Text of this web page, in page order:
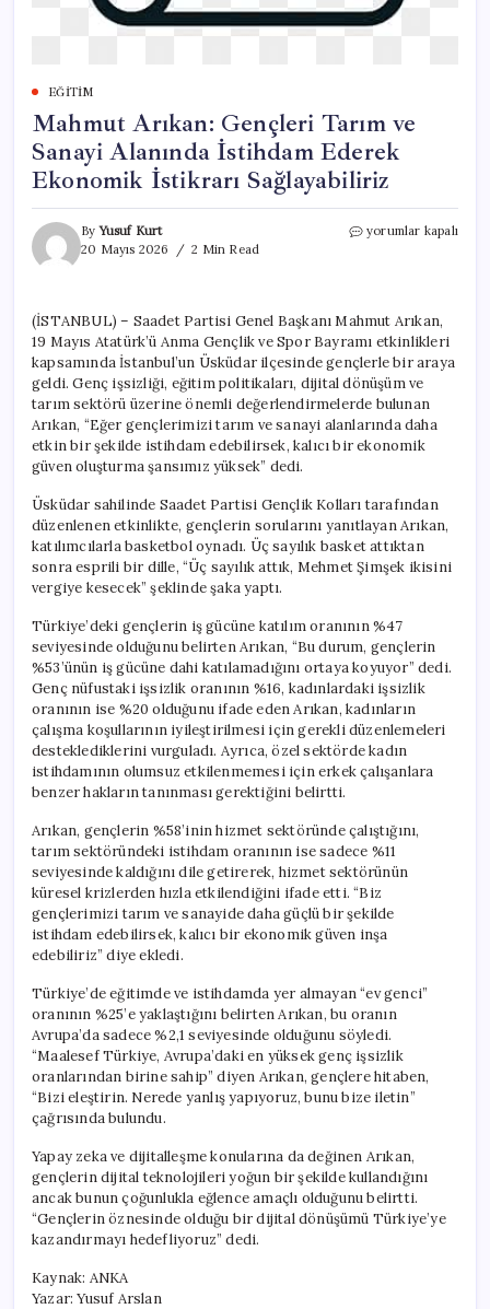
EĞITIM
Mahmut Arıkan: Gençleri Tarım ve
Sanayi Alanında İstihdam Ederek
Ekonomik İstikrarı Sağlayabiliriz
ByYusuf Kurt
20 Mayıs 2026
2 Min Read
Mahmut
Sanayi
Alanında
İstihdam
Ederek
Ekonomik
İstikrarı
Sağlayabiliriz
için
yorumlar kapalı
(İSTANBUL) – Saadet Partisi Genel Başkanı Mahmut Arıkan,
19 Mayıs Atatürk’ü Anma Gençlik ve Spor Bayramı etkinlikleri
kapsamında İstanbul’un Üsküdar ilçesinde gençlerle bir araya
geldi. Genç işsizliği, eğitim politikaları, dijital dönüşüm ve
tarım sektörü üzerine önemli değerlendirmelerde bulunan
Arıkan, “Eğer gençlerimizi tarım ve sanayi alanlarında daha
etkin bir şekilde istihdam edebilirsek, kalıcı bir ekonomik
güven oluşturma şansımız yüksek” dedi.
Üsküdar sahilinde Saadet Partisi Gençlik Kolları tarafından
düzenlenen etkinlikte, gençlerin sorularını yanıtlayan Arıkan,
katılımcılarla basketbol oynadı. Üç sayılık basket attıktan
sonra esprili bir dille, “Üç sayılık attık, Mehmet Şimşek ikisini
vergiye kesecek” şeklinde şaka yaptı.
Türkiye’deki gençlerin iş gücüne katılım oranının %47
seviyesinde olduğunu belirten Arıkan, “Bu durum, gençlerin
%53’ünün iş gücüne dahi katılamadığını ortaya koyuyor” dedi.
Genç nüfustaki işsizlik oranının %16, kadınlardaki işsizlik
oranının ise %20 olduğunu ifade eden Arıkan, kadınların
çalışma koşullarının iyileştirilmesi için gerekli düzenlemeleri
desteklediklerini vurguladı. Ayrıca, özel sektörde kadın
istihdamının olumsuz etkilenmemesi için erkek çalışanlara
benzer hakların tanınması gerektiğini belirtti.
Arıkan, gençlerin %58’inin hizmet sektöründe çalıştığını,
tarım sektöründeki istihdam oranının ise sadece %11
seviyesinde kaldığını dile getirerek, hizmet sektörünün
küresel krizlerden hızla etkilendiğini ifade etti. “Biz
gençlerimizi tarım ve sanayide daha güçlü bir şekilde
istihdam edebilirsek, kalıcı bir ekonomik güven inşa
edebiliriz” diye ekledi.
Türkiye’de eğitimde ve istihdamda yer almayan “ev genci”
oranının %25’e yaklaştığını belirten Arıkan, bu oranın
Avrupa’da sadece %2,1 seviyesinde olduğunu söyledi.
“Maalesef Türkiye, Avrupa’daki en yüksek genç işsizlik
oranlarından birine sahip” diyen Arıkan, gençlere hitaben,
“Bizi eleştirin. Nerede yanlış yapıyoruz, bunu bize iletin”
çağrısında bulundu.
Yapay zeka ve dijitalleşme konularına da değinen Arıkan,
gençlerin dijital teknolojileri yoğun bir şekilde kullandığını
ancak bunun çoğunlukla eğlence amaçlı olduğunu belirtti.
“Gençlerin öznesinde olduğu bir dijital dönüşümü Türkiye’ye
kazandırmayı hedefliyoruz” dedi.
Kaynak: ANKA
Yazar: Yusuf Arslan